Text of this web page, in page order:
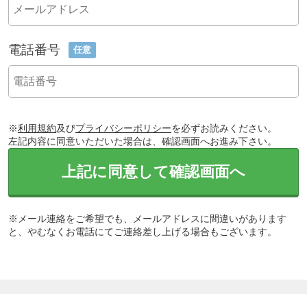
電話番号 任意
※利用規約及びプライバシーポリシーを必ずお読みください。
左記内容に同意いただいた場合は、確認画面へお進み下さい。
上記に同意して確認画面へ
※メール連絡をご希望でも、メールアドレスに間違いがあります
と、やむなくお電話にてご連絡差し上げる場合もございます。